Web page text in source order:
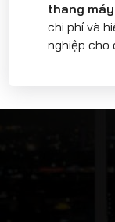
thang
chi phí và
nghiệp cho